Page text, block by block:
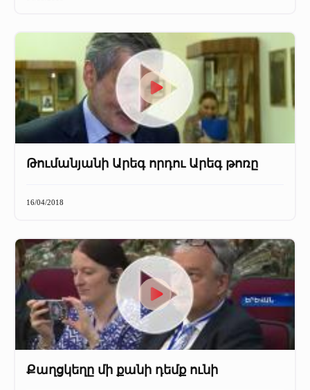
Մամուլը մեր մասին (2025 թ․)
Մամուլը մեր մասին (2023-2024 թթ)
Թումանյանի Արեգ որդու Արեգ թոռը
16/04/2018
Քաղցկեղը մի քանի դեմք ունի